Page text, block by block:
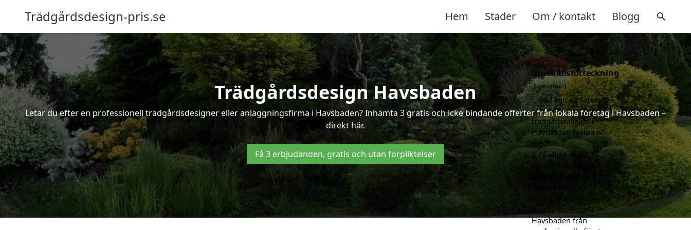
Trädgårdsdesign-pris.se Hem Städer Om / kontakt Blogg
Trädgårdsdesign Havsbaden
Letar du efter en professionell trädgårdsdesigner eller anläggningsfirma i Havsbaden? Inhämta 3 gratis och icke bindande offerter från lokala företag i Havsbaden –
direkt här.
Få 3 erbjudanden, gratis och utan förpliktelser
Innehållsförteckning
gömma
1 Vad kan ett företag
som är specialiserat på
trädgårdsdesign i
Havsbaden hjälpa till
med?
2 Få alltid minst 3
erbjudanden för
Få 3 erbjudanden för
trädgårdsdesign i
Havsbaden från